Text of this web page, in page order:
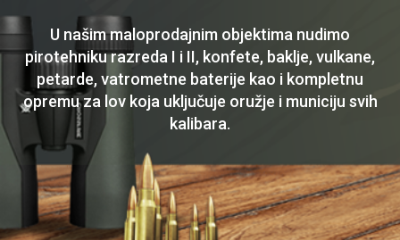
U našim maloprodajnim objektima nudimo
pirotehniku razreda I i II, konfete, baklje, vulkane,
petarde, vatrometne baterije kao i kompletnu
opremu za lov koja uključuje oružje i municiju svih
kalibara.